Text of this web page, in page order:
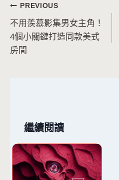
文
章
導
PREVIOUS
不用羨慕影集男女主角！
4個小關鍵打造同款美式
房間
繼續閱讀